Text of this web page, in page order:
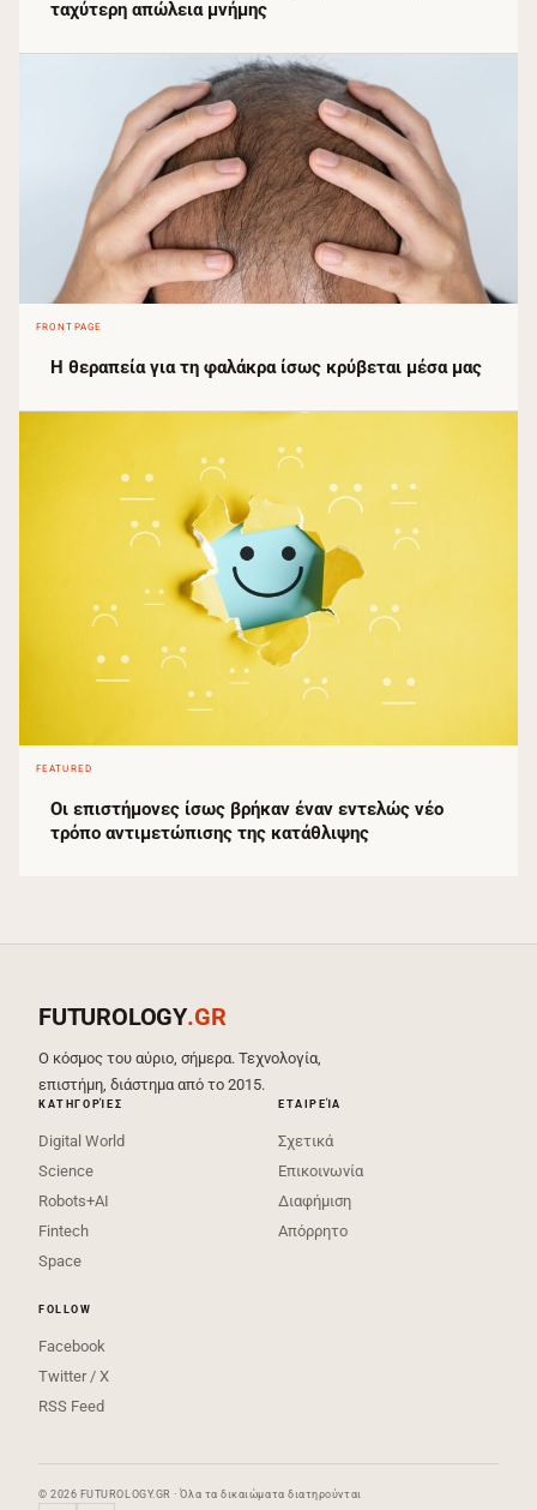
ταχύτερη απώλεια μνήμης
FRONTPAGE
Η θεραπεία για τη φαλάκρα ίσως κρύβεται μέσα μας
FEATURED
Οι επιστήμονες ίσως βρήκαν έναν εντελώς νέο
τρόπο αντιμετώπισης της κατάθλιψης
FUTUROLOGY.GR
Ο κόσμος του αύριο, σήμερα. Τεχνολογία,
επιστήμη, διάστημα από το 2015.
ΚΑΤΗΓΟΡΊΕΣ
Digital World
Science
Robots+AI
Fintech
Space
ΕΤΑΙΡΕΊΑ
Σχετικά
Επικοινωνία
Διαφήμιση
Απόρρητο
FOLLOW
Facebook
Twitter / X
RSS Feed
© 2026 FUTUROLOGY.GR · Όλα τα δικαιώματα διατηρούνται